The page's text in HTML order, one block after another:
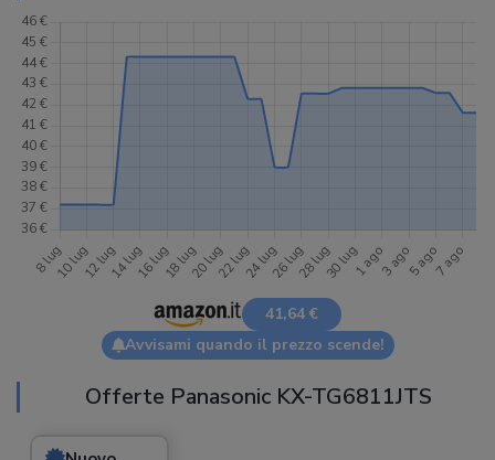
41,64 €
Avvisami quando il prezzo scende!
Offerte Panasonic KX-TG6811JTS